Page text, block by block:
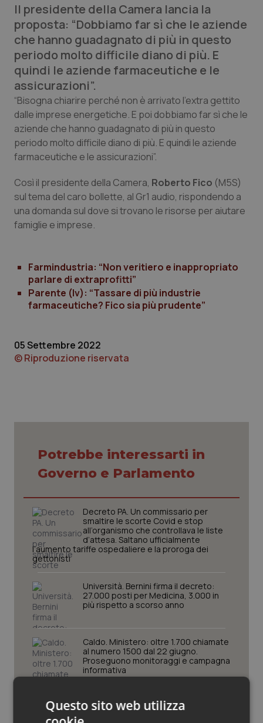
Lettere al direttore
Edizioni Regionali
QS Pro
Professionisti Sanitari.AI
Abruzzo
Basilicata
Calabria
Emilia-Romagna
Friuli Venezia Giulia
Liguria
Marche
Molise
Piemonte
Provincia Autonoma di Bolzano
Provincia Autonoma di Trento
Puglia
Sardegna
Sicilia
Toscana
QS Pro Gold
Artrite & artrosi
Asma & BPCO
Colesterolo & coronaropatie
Dermatite Atopica
Disturbi dell’umore
Donna & Salute
Epatiti
HIV
Infezioni & Febbre
Ipertensione & Scompenso
Malattie rare
Malattia di Crohn & Rettocolite Ulcerosa
Neuroscienze & patologie neurodegenerative
Obesità
Il presidente della Camera lancia la
proposta: “Dobbiamo far sì che le aziende
che hanno guadagnato di più in questo
periodo molto difficile diano di più. E
quindi le aziende farmaceutiche e le
assicurazioni”.
“Bisogna chiarire perché non è arrivato l’extra gettito
dalle imprese energetiche. E poi dobbiamo far sì che le
aziende che hanno guadagnato di più in questo
periodo molto difficile diano di più. E quindi le aziende
farmaceutiche e le assicurazioni”.
Così il presidente della Camera, Roberto Fico (M5S)
sul tema del caro bollette, al Gr1 audio, rispondendo a
una domanda sul dove si trovano le risorse per aiutare
famiglie e imprese.
Farmindustria: “Non veritiero e inappropriato
parlare di extraprofitti”
Parente (Iv): “Tassare di più industrie
farmaceutiche? Fico sia più prudente”
05 Settembre 2022
© Riproduzione riservata
Potrebbe interessarti in
Governo e Parlamento
Decreto PA. Un commissario per
smaltire le scorte Covid e stop
all’organismo che controllava le liste
d’attesa. Saltano ufficialmente
l’aumento tariffe ospedaliere e la proroga dei
gettonisti
Università. Bernini firma il decreto:
27.000 posti per Medicina, 3.000 in
più rispetto a scorso anno
Caldo. Ministero: oltre 1.700 chiamate
al numero 1500 dal 22 giugno.
Proseguono monitoraggi e campagna
informativa
consegnato documento anonimo su
Questo sito web utilizza